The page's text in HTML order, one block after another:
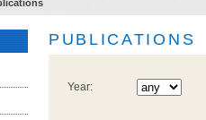
PUBLICATIONS
Year: